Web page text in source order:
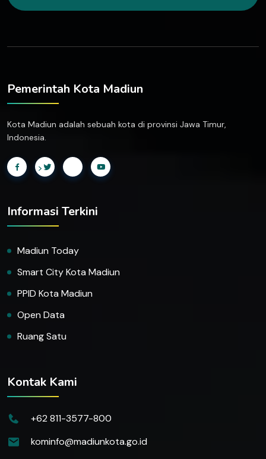
Pemerintah Kota Madiun
Kota Madiun adalah sebuah kota di provinsi Jawa Timur,
Indonesia.
>
Informasi Terkini
Madiun Today
Smart City Kota Madiun
PPID Kota Madiun
Open Data
Ruang Satu
Kontak Kami
+62 811-3577-800
kominfo@madiunkota.go.id